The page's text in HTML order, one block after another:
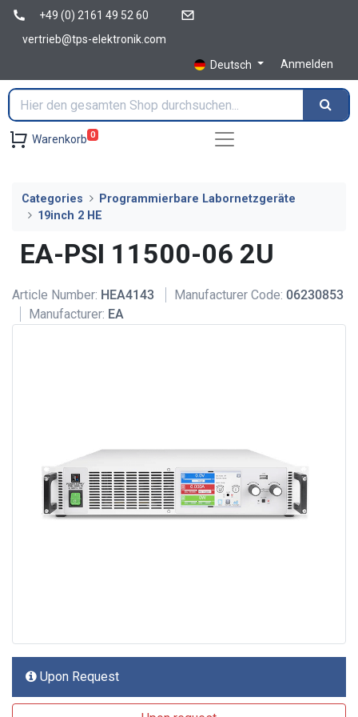
+49 (0) 2161 49 52 60
vertrieb@tps-elektronik.com
Deutsch
Anmelden
Warenkorb 0
Categories
Programmierbare Labornetzgeräte
19inch 2 HE
EA-PSI 11500-06 2U
Article Number: HEA4143 Manufacturer Code: 06230853
Manufacturer: EA
Upon Request